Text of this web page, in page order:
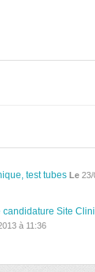
test tubes Le 23/
candidature Site
à 11:36